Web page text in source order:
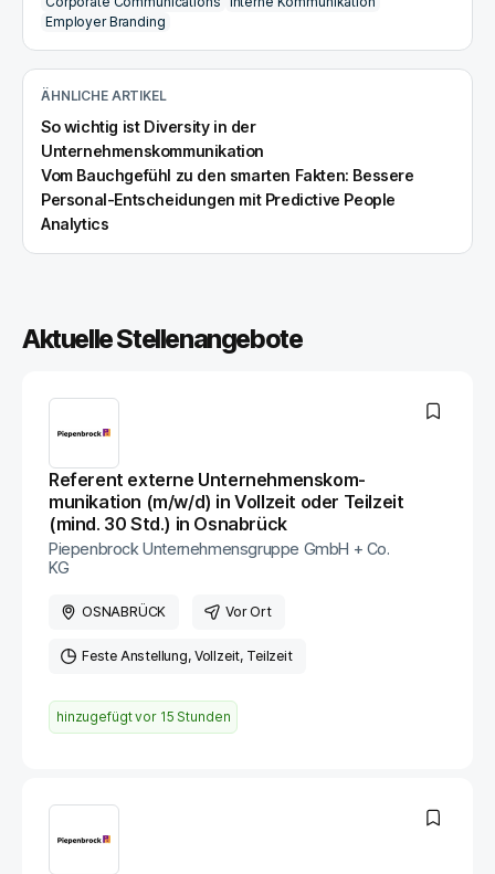
Employer Branding
ÄHNLICHE ARTIKEL
So wichtig ist Diversity in der
Unternehmenskommunikation
Vom Bauchgefühl zu den smarten Fakten: Bessere
Personal-Entscheidungen mit Predictive People
Analytics
Aktuelle Stellenangebote
Referent externe Unternehmenskom­
munikation (m/w/d) in Vollzeit oder Teilzeit
(mind. 30 Std.) in Osnabrück
Piepenbrock Unternehmensgruppe GmbH + Co.
KG
OSNABRÜCK Vor Ort
Feste Anstellung Vollzeit Teilzeit
hinzugefügt vor 15 Stunden